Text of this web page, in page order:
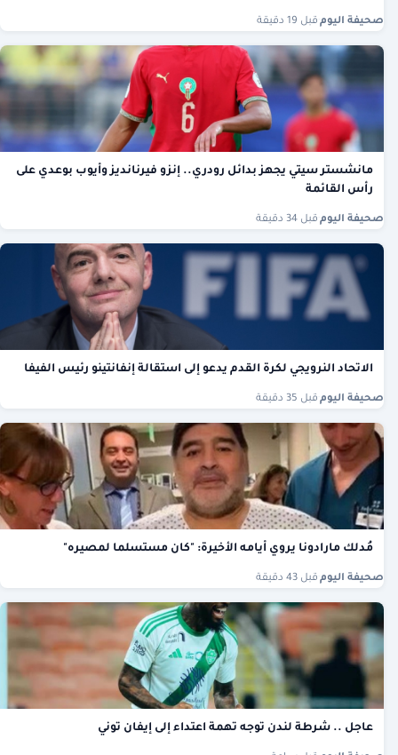
صحيفة اليوم قبل 19 دقيقة
مانشستر سيتي يجهز بدائل رودري.. إنزو فيرنانديز وأيوب بوعدي على
رأس القائمة
صحيفة اليوم قبل 34 دقيقة
الاتحاد النرويجي لكرة القدم يدعو إلى استقالة إنفانتينو رئيس الفيفا
صحيفة اليوم قبل 35 دقيقة
مُدلك مارادونا يروي أيامه الأخيرة: "كان مستسلما لمصيره"
صحيفة اليوم قبل 43 دقيقة
عاجل .. شرطة لندن توجه تهمة اعتداء إلى إيفان توني